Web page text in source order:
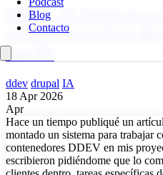
Blog
Contacto
DDEV AI
entorno completo
con IA
ddev drupal IA
18 Apr 2026
Apr
Hace un tiempo publiqué un
montado un sistema para trabajar
contenedores DDEV en mis
escribieron pidiéndome que lo